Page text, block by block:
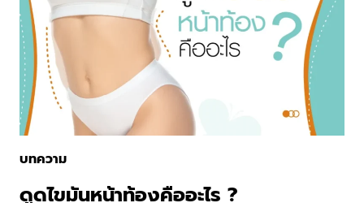
บทความ
ดูดไขมันหน้าท้องคืออะไร ?